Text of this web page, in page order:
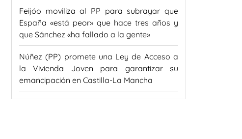
Feijóo moviliza al PP para subrayar que
España «está peor» que hace tres años y
que Sánchez «ha fallado a la gente»
Núñez (PP) promete una Ley de Acceso a
la Vivienda Joven para garantizar su
emancipación en Castilla-La Mancha